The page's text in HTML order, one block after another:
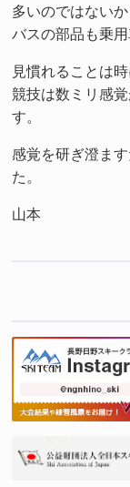
多いのではない
バスの部品も乗
見慣れることは
競技は数ミリ感
す。
感覚を研ぎ澄ま
た。
山本